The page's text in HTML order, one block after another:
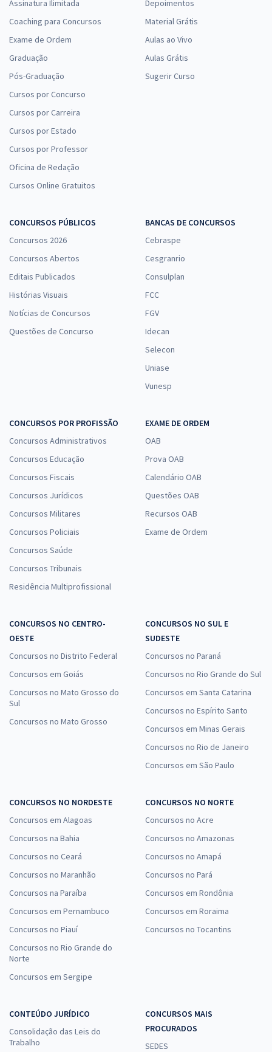
Assinatura Ilimitada
Coaching para Concursos
Exame de Ordem
Graduação
Pós-Graduação
Cursos por Concurso
Cursos por Carreira
Cursos por Estado
Cursos por Professor
Oficina de Redação
Cursos Online Gratuitos
Depoimentos
Material Grátis
Aulas ao Vivo
Aulas Grátis
Sugerir Curso
CONCURSOS PÚBLICOS
Concursos 2026
Concursos Abertos
Editais Publicados
Histórias Visuais
Notícias de Concursos
Questões de Concurso
BANCAS DE CONCURSOS
Cebraspe
Cesgranrio
Consulplan
FCC
FGV
Idecan
Selecon
Uniase
Vunesp
CONCURSOS POR PROFISSÃO
Concursos Administrativos
Concursos Educação
Concursos Fiscais
Concursos Jurídicos
Concursos Militares
Concursos Policiais
Concursos Saúde
Concursos Tribunais
Residência Multiprofissional
EXAME DE ORDEM
OAB
Prova OAB
Calendário OAB
Questões OAB
Recursos OAB
Exame de Ordem
CONCURSOS NO CENTRO-
OESTE
Concursos no Distrito Federal
Concursos em Goiás
Concursos no Mato Grosso do
Sul
Concursos no Mato Grosso
CONCURSOS NO SUL E
SUDESTE
Concursos no Paraná
Concursos no Rio Grande do Sul
Concursos em Santa Catarina
Concursos no Espírito Santo
Concursos em Minas Gerais
Concursos no Rio de Janeiro
Concursos em São Paulo
CONCURSOS NO NORDESTE
Concursos em Alagoas
Concursos na Bahia
Concursos no Ceará
Concursos no Maranhão
Concursos na Paraíba
Concursos em Pernambuco
Concursos no Piauí
Concursos no Rio Grande do
Norte
Concursos em Sergipe
CONCURSOS NO NORTE
Concursos no Acre
Concursos no Amazonas
Concursos no Amapá
Concursos no Pará
Concursos em Rondônia
Concursos em Roraima
Concursos no Tocantins
CONTEÚDO JURÍDICO
Consolidação das Leis do
Trabalho
CONCURSOS MAIS
PROCURADOS
SEDES